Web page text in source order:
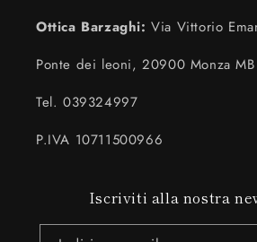
Ottica Barzaghi: Via Vittorio
Ponte dei leoni, 20900 Monza MB
Tel. 039324997
P.IVA 10711500966
Iscriviti alla nostra